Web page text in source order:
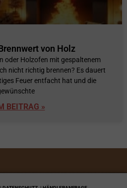
von Holz
oder Holzofen mit gespaltenem
nicht richtig brennen? Es dauert
Feuer entfacht hat und die
BEITRAG »